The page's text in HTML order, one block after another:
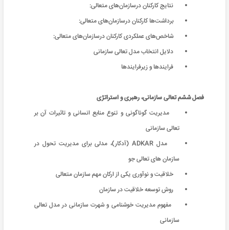
نتایج کارکنان درسازمان‌های متعالی:
برداشت‌ها کارکنان درسازمان‌های متعالی:
شاخص‌های عملکردی کارکنان درسازمان‌های متعالی:
دلایل انتخاب مدل تعالی سازمانی
فرایندها و زیرفرایندها
فصل ششمتعالی سازمانی، رهبری و استراتژی
مدیریت گوناگونی و تنوع منابع انسانی و تاثیرات آن بر
تعالی سازمانی
مدل ADKAR (آدکار)، مدلی برای مدیریت تحول در
سازمان های تعالی جو
خلاقیت و نوآوری یکی از ارکان مهم سازمان متعالی
روش توسعه خلاقیت در سازمان
مفهوم مدیریت خوشنامی و شهرت سازمانی در مدل تعالی
سازمانی